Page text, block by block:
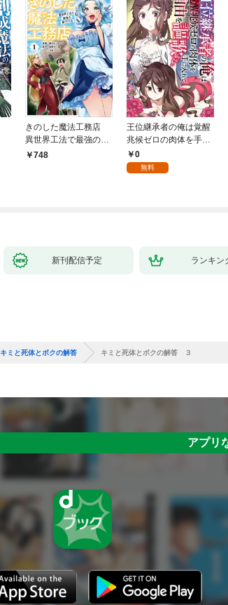
きのした魔法工務店
異世界工法で最強の家
づくりを（コミック）
748
王位継承者の俺は覚醒
兆候ゼロの肉体を手に
入れて自由を謳歌す
る。1
0
無料
新刊配信予定 ランキン
キミと死体とボクの解答 キミと死体とボクの解答 ３
アプリ